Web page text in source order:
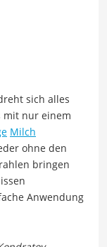
sich alles
mit nur einem
Milch
ohne den
bringen
Anwendung